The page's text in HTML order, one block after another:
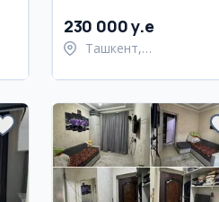
230 000 y.e
Ташкент,